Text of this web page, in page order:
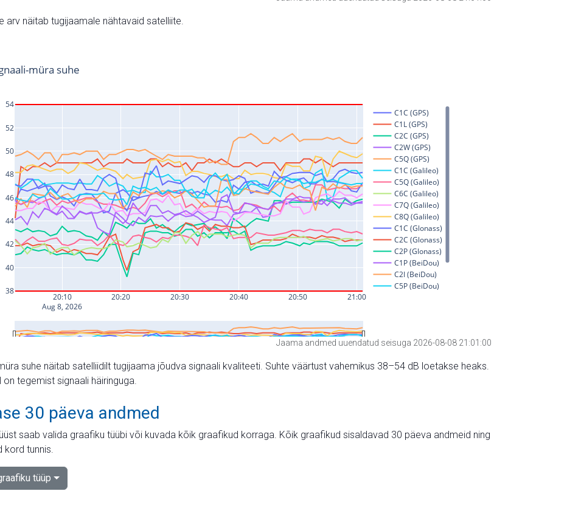
arv näitab tugijaamale nähtavaid satelliite.
Jaama andmed uuendatud seisuga 2026-08-08 21:01:00
suhe näitab satelliidilt tugijaama jõudva signaali kvaliteeti. Suhte väärtust vahemikus 38–54 dB loetakse heaks.
on tegemist signaali häiringuga.
30 päeva andmed
saab valida graafiku tüübi või kuvada kõik graafikud korraga. Kõik graafikud sisaldavad 30 päeva andmeid ning
kord tunnis.
tüüp